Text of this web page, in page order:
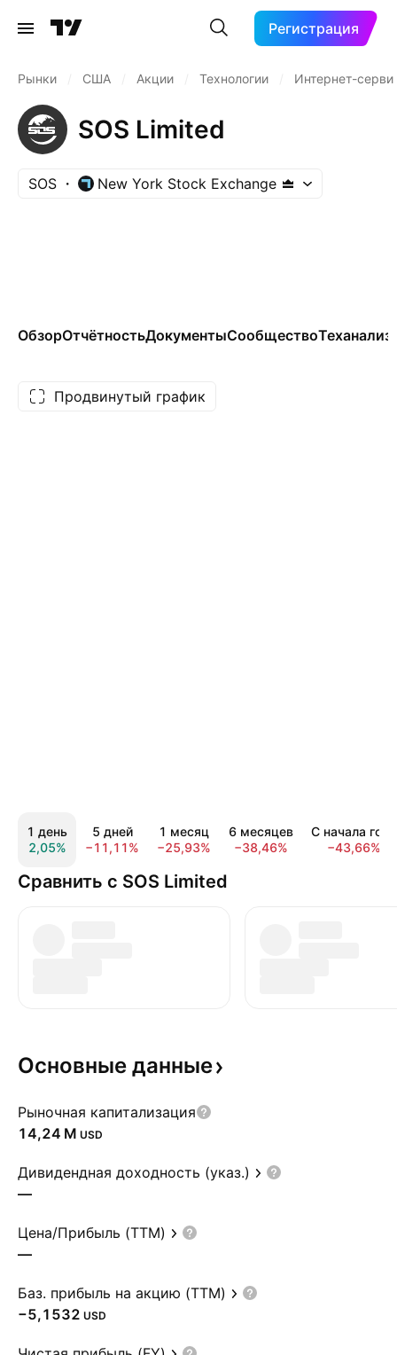
Регистрация
Рынки США Акции Технологии Интернет-
SOS Limited
SOS New York Stock Exchange
ОбзорОтчётностьДокументыСообществоТеханализ
Продвинутый график
1 день
2,05%
5 дней
−11,11%
1 месяц
−25,93%
6 месяцев
−38,46%
С начала года
−43,66%
Сравнить с SOS Limited
Основные данные
Рыночная капитализация
‪14,24 M‬ USD
Дивидендная доходность (указ.)
—
Цена/Прибыль (TTM)
—
Баз. прибыль на акцию (TTM)
−5,1532 USD